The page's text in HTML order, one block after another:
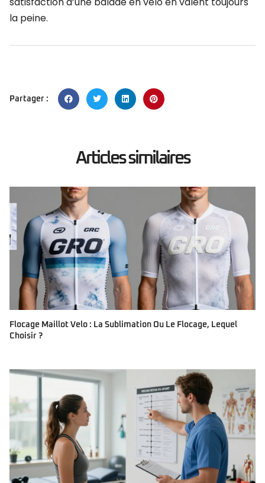
la peine.
Partager :
Articles similaires
Flocage Maillot Velo : La Sublimation Ou Le Flocage, Lequel
Choisir ?